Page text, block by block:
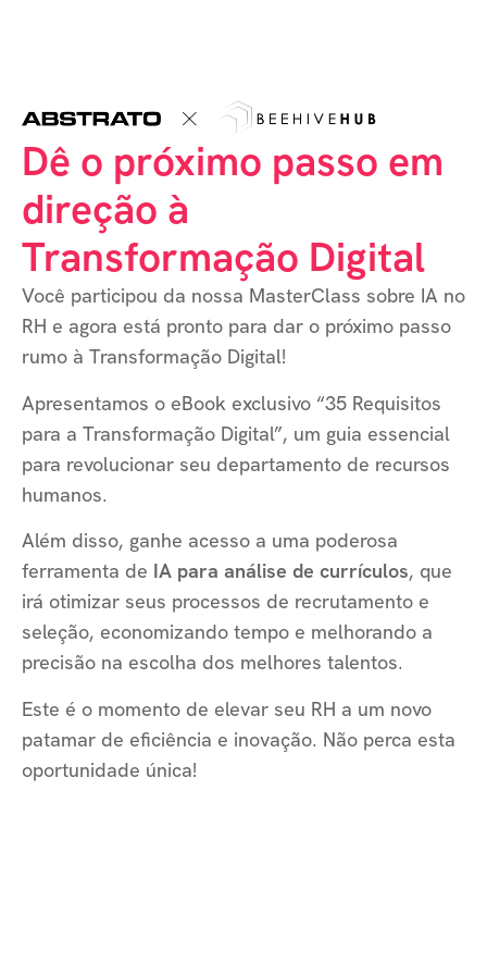
Dê o próximo passo em
direção à
Transformação Digital
Você participou da nossa MasterClass sobre IA no
RH e agora está pronto para dar o próximo passo
rumo à Transformação Digital!
Apresentamos o eBook exclusivo “35 Requisitos
para a Transformação Digital”, um guia essencial
para revolucionar seu departamento de recursos
humanos.
Além disso, ganhe acesso a uma poderosa
ferramenta de IA para análise de currículos, que
irá otimizar seus processos de recrutamento e
seleção, economizando tempo e melhorando a
precisão na escolha dos melhores talentos.
Este é o momento de elevar seu RH a um novo
patamar de eficiência e inovação. Não perca esta
oportunidade única!